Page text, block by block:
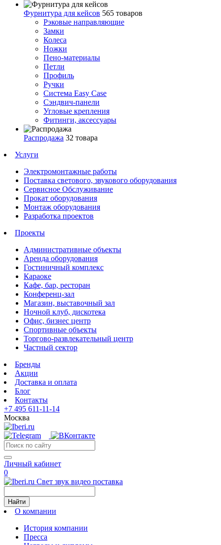
Фурнитура для кейсов 565 товаров
Рэковые направляющие
Замки
Колеса
Ножки
Пено-материалы
Петли
Профиль
Ручки
Система Easy Case
Сэндвич-панели
Угловые крепления
Фитинги, аксессуары
Распродажа 32 товара
Услуги
Электромонтажные работы
Поставка светового, звукового оборудования
Сервисное Обслуживание
Прокат оборудования
Монтаж оборудования
Разработка проектов
Проекты
Административные объекты
Аренда оборудования
Гостиничный комплекс
Караоке
Кафе, бар, ресторан
Конференц-зал
Магазин, выставочный зал
Ночной клуб, дискотека
Офис, бизнес центр
Спортивные объекты
Торгово-развлекательный центр
Частный сектор
Бренды
Акции
Доставка и оплата
Блог
Контакты
+7 495 611-11-14
Москва
Личный кабинет
0
Свет звук видео поставка
Найти
О компании
История компании
Пресса